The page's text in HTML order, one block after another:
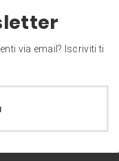
via email? Iscriviti ti